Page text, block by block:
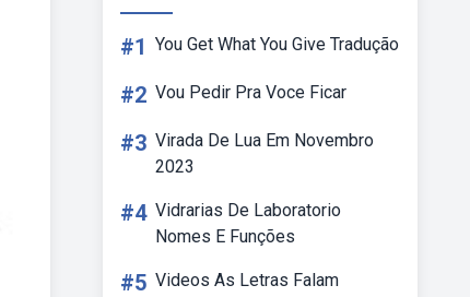
#1 You Get What You Give Tradução
#2 Vou Pedir Pra Voce Ficar
#3 Virada De Lua Em Novembro
2023
#4 Vidrarias De Laboratorio
Nomes E Funções
#5 Videos As Letras Falam